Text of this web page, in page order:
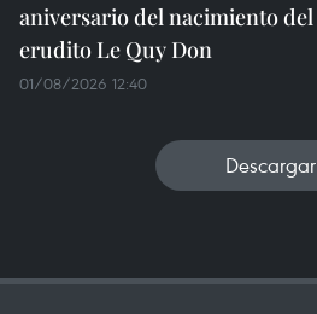
aniversario del nacimiento del
erudito Le Quy Don
01/08/2026 12:40
Descargar